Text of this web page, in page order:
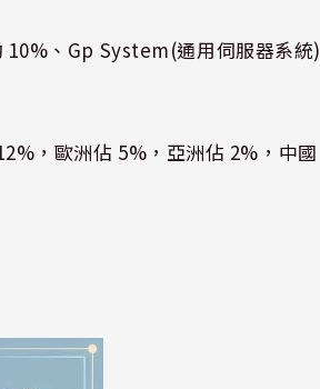
10%、Gp System(通用伺服器系統)
，歐洲佔 5%，亞洲佔 2%，中國